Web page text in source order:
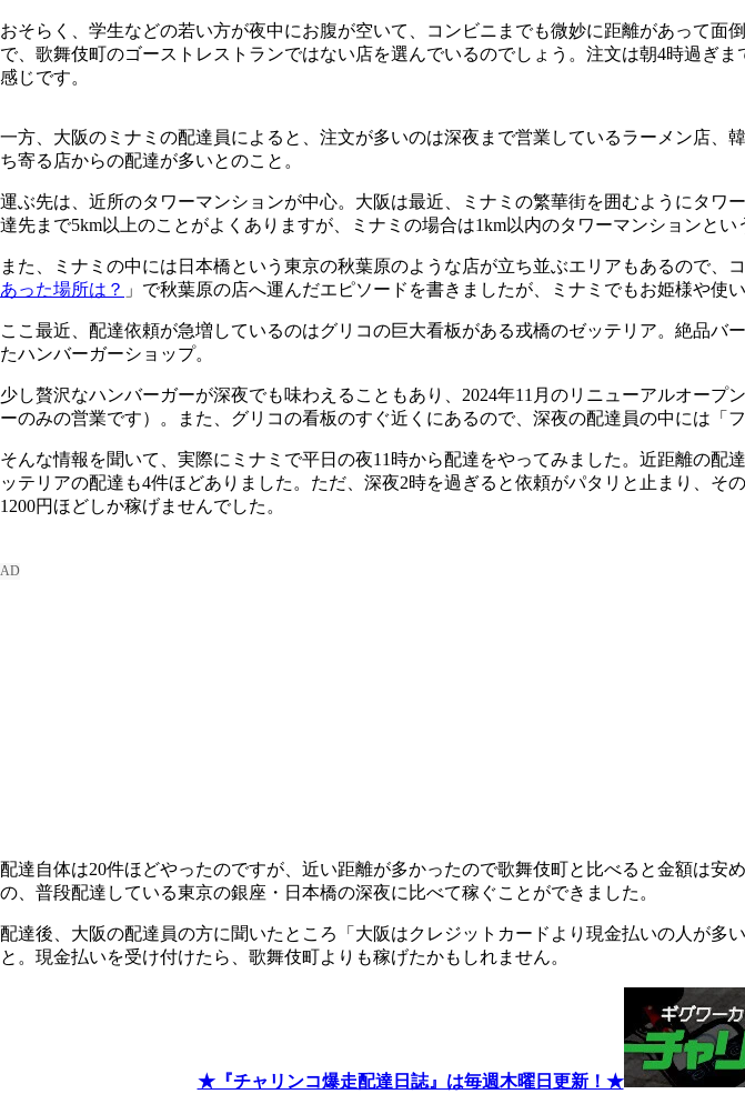
おそらく、学生などの若い方が夜中にお腹が空いて、コンビニまでも微妙に距離があって
で、歌舞伎町のゴーストレストランではない店を選んでいるのでしょう。注文は朝4時過ぎ
感じです。
一方、大阪のミナミの配達員によると、注文が多いのは深夜まで営業しているラーメン店
ち寄る店からの配達が多いとのこと。
運ぶ先は、近所のタワーマンションが中心。大阪は最近、ミナミの繁華街を囲むようにタ
達先まで5km以上のことがよくありますが、ミナミの場合は1km以内のタワーマンションとい
また、ミナミの中には日本橋という東京の秋葉原のような店が立ち並ぶエリアもあるので、
あった場所は？ 」で秋葉原の店へ運んだエピソードを書きましたが、ミナミでもお姫様や使
ここ最近、配達依頼が急増しているのはグリコの巨大看板がある戎橋のゼッテリア。絶品
たハンバーガーショップ。
少し贅沢なハンバーガーが深夜でも味わえることもあり、2024年11月のリニューアルオー
ーのみの営業です）。また、グリコの看板のすぐ近くにあるので、深夜の配達員の中には「
そんな情報を聞いて、実際にミナミで平日の夜11時から配達をやってみました。近距離の
ッテリアの配達も4件ほどありました。ただ、深夜2時を過ぎると依頼がパタリと止まり、
1200円ほどしか稼げませんでした。
配達自体は20件ほどやったのですが、近い距離が多かったので歌舞伎町と比べると金額は
の、普段配達している東京の銀座・日本橋の深夜に比べて稼ぐことができました。
配達後、大阪の配達員の方に聞いたところ「大阪はクレジットカードより現金払いの人が
と。現金払いを受け付けたら、歌舞伎町よりも稼げたかもしれません。
★『チャリンコ爆走配達日誌』は毎週木曜日更新！★